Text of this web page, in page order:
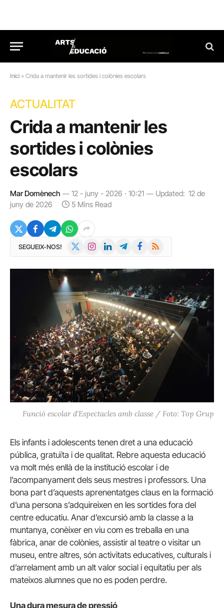
Inici » Crida a mantenir les sortides i colònies escolars
ACTUALITAT
Crida a mantenir les
sortides i colònies
escolars
Mar Domènech 12 - juny - 2026 · 10:21 Updated: 12 de
juny de 2026
5 Mins Read
SEGUEIX-NOS! InstagramLinkedInTelegramFacebook
RSS
Funció escolar d'Espectacles amb classe / Foto: Top Grup
Els infants i adolescents tenen dret a una educació
pública, gratuïta i de qualitat. Rebre aquesta educació
va molt més enllà de la institució escolar i de
l’acompanyament dels seus mestres i professors. Una
bona part d’aquests aprenentatges claus en la formació
d’una persona s’adquireixen en les sortides fora del
centre educatiu. Anar d’excursió amb la classe a la
muntanya, conèixer en viu com es treballa en una
fàbrica, anar de colònies, assistir al teatre o visitar un
museu, entre altres, són activitats educatives, culturals i
d’arrelament amb un alt valor social i equitatiu per als
mateixos alumnes que no es poden perdre.
Una dura mesura de pressió